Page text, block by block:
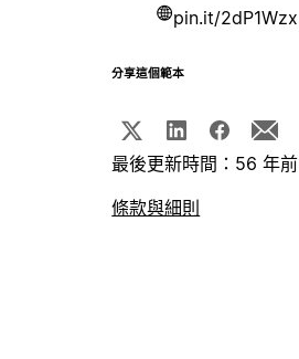
pin.it/2dP1Wzx
分享這個範本
最後更新時間：56 年前
條款與細則